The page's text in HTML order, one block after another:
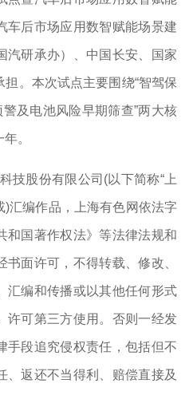
车后市场应用数智赋能场景建
汽研承办）、中国长安、国家
。本次试点主要围绕“智驾保
警及电池风险早期筛查”两大核
。
技股份有限公司(以下简称“上
)汇编作品，上海有色网依法字
和国著作权法》等法律法规和
面许可，不得转载、修改、
汇编和传播或以其他任何形式
许可第三方使用。否则一经发
手段追究侵权责任，包括但不
、返还不当得利、赔偿直接及